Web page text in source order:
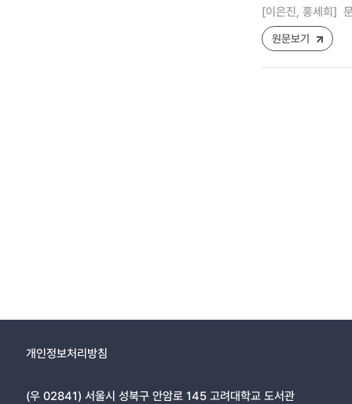
[이은진, 홍세희]
원문보기
개인정보처리방침
(우 02841) 서울시 성북구 안암로 145 고려대학교 도서관